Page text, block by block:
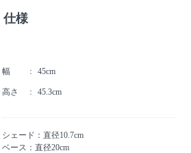
仕様
幅
45cm
高さ 45.3cm
シェード：直径10.7cm
ベース：直径20cm